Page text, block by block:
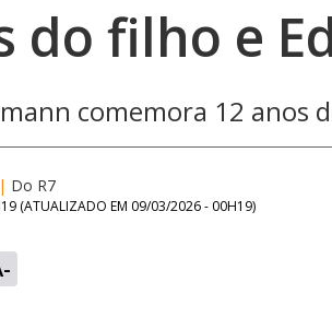
do filho e
comemora 12 anos
| Do R7
(ATUALIZADO EM 09/03/2026 - 00H19)